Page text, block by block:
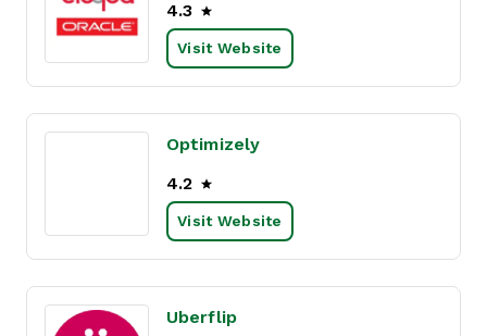
4.3
Visit Website
Optimizely
4.2
Visit Website
Uberflip